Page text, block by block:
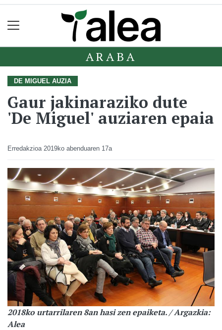
ARABA
DE MIGUEL AUZIA
Gaur jakinaraziko dute
'De Miguel' auziaren epaia
Erredakzioa 2019ko abenduaren 17a
2018ko urtarrilaren 8an hasi zen epaiketa. / Argazkia:
Alea